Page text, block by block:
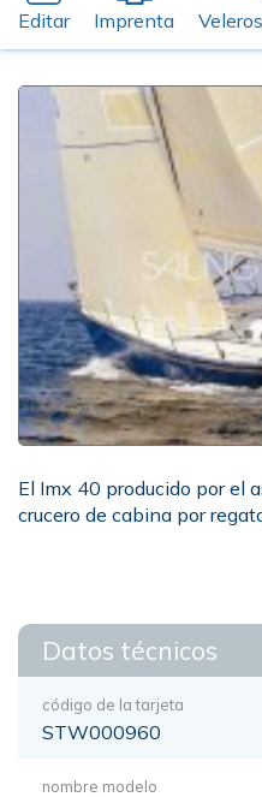
Editar Imprenta
El Imx 40 producido por el
crucero de cabina por
Datos técnicos
código de la tarjeta
STW000960
nombre modelo